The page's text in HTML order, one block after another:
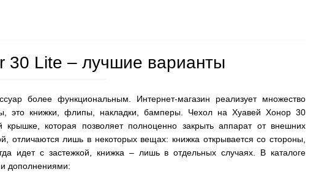
30 Lite – лучшие варианты
более функциональным. Интернет-магазин реализует множество
это книжки, флипы, накладки, бамперы. Чехол на Хуавей Хонор 30
которая позволяет полноценно закрыть аппарат от внешних
отличаются лишь в некоторых вещах: книжка открывается со стороны,
идет с застежкой, книжка – лишь в отдельных случаях. В каталоге
дополнениями: